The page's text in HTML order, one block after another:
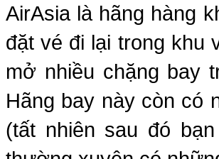
AirAsia là hãng hàng
đặt vé đi lại trong khu
mở nhiều chặng bay
Hãng bay này còn có
(tất nhiên sau đó